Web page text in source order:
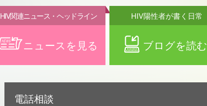
ニュースを見る
HIV関連ニュース・ヘッドライン
ブログを読む
HIV陽性者が書く日常
電話相談